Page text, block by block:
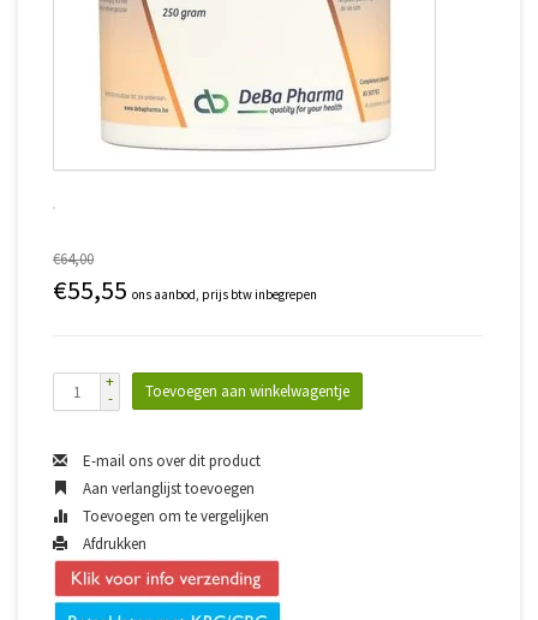
€64,00
€55,55 ons aanbod, prijs btw inbegrepen
+
-
Toevoegen aan winkelwagentje
E-mail ons over dit product
Aan verlanglijst toevoegen
Toevoegen om te vergelijken
Afdrukken